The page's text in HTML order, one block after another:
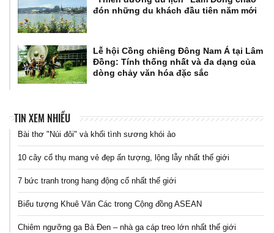
đón những du khách đầu tiên năm mới
Lễ hội Cồng chiêng Đông Nam Á tại Lâm
Đồng: Tính thống nhất và đa dạng của
dòng chảy văn hóa đặc sắc
TIN XEM NHIỀU
Bài thơ "Núi đôi" và khối tình sương khói ảo
10 cây cổ thụ mang vẻ đẹp ấn tượng, lộng lẫy nhất thế giới
7 bức tranh trong hang động cổ nhất thế giới
Biểu tượng Khuê Văn Các trong Cộng đồng ASEAN
Chiêm ngưỡng ga Bà Đen – nhà ga cáp treo lớn nhất thế giới